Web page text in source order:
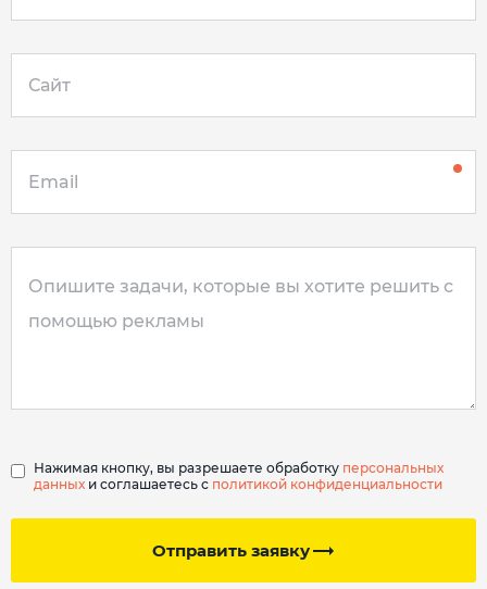
Отправить заявку
Нажимая кнопку, вы разрешаете обработку персональных
данных и соглашаетесь с политикой конфиденциальности